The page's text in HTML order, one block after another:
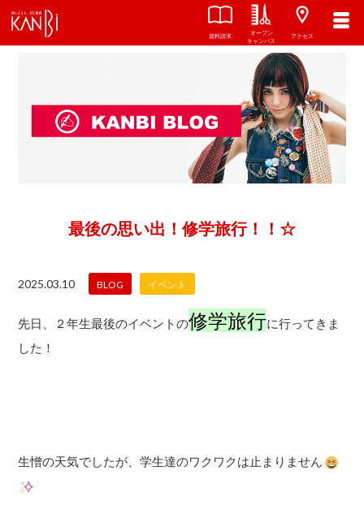
アクセス
オープン
キャンパス
資料請求
最後の思い出！修学旅行！！☆
2025.03.10 BLOG イベント
先日、２年生最後のイベントの修学旅行に行ってきま
した！
生憎の天気でしたが、学生達のワクワクは止まりません